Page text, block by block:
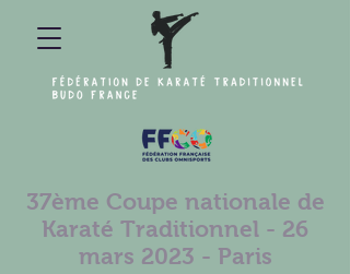
37ème Coupe nationale de
Karaté Traditionnel - 26
mars 2023 - Paris